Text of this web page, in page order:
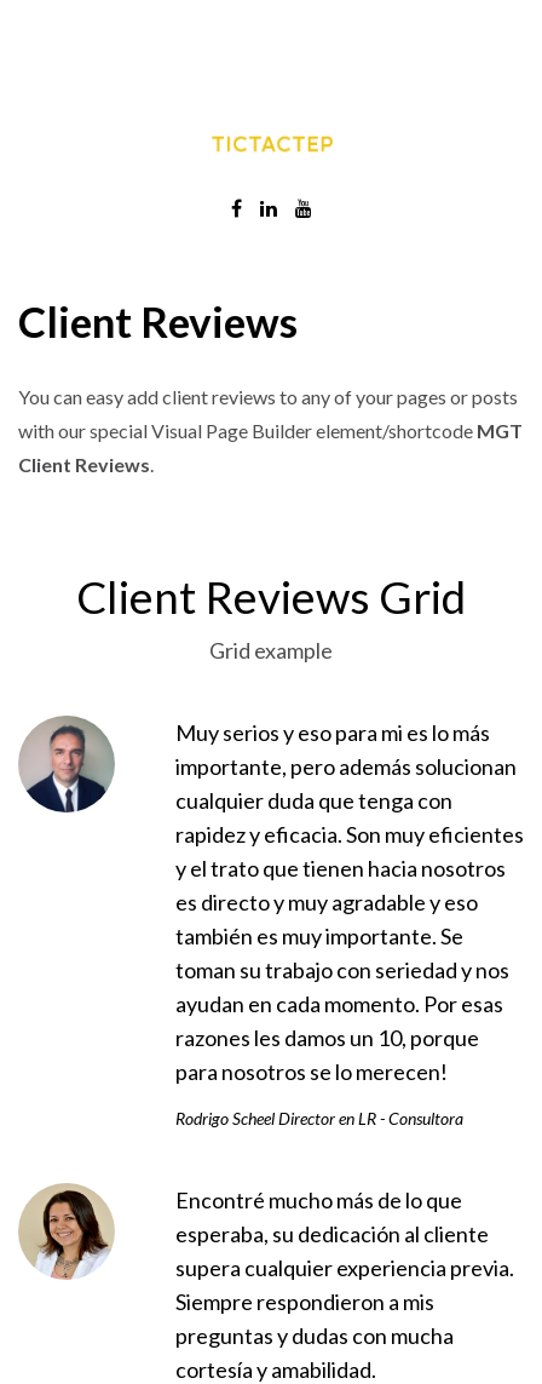
Client Reviews
You can easy add client reviews to any of your pages or posts
with our special Visual Page Builder element/shortcode MGT
Client Reviews
Client Reviews Grid
Grid example
Muy serios y eso para mi es lo más
importante, pero además solucionan
cualquier duda que tenga con
rapidez y eficacia. Son muy eficientes
y el trato que tienen hacia nosotros
es directo y muy agradable y eso
también es muy importante. Se
toman su trabajo con seriedad y nos
ayudan en cada momento. Por esas
razones les damos un 10, porque
para nosotros se lo merecen!
Rodrigo Scheel Director en LR - Consultora
Encontré mucho más de lo que
esperaba, su dedicación al cliente
supera cualquier experiencia previa.
Siempre respondieron a mis
preguntas y dudas con mucha
cortesía y amabilidad.